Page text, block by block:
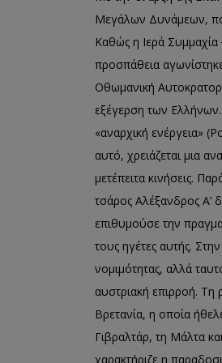
Μεγάλων Δυνάμεων,
Καθώς η Ιερά Συμμαχία
προσπάθεια
Οθωμανική
εξέγερση των
«αναρχική ενέργεια»
αυτό, χρειάζεται μια
μετέπειτα κινήσεις.
τσάρος Αλέξανδρος Α’
επιθυμούσε την
τους ηγέτες αυτής.
νομιμότητας, αλλά
αυστριακή επιρροή.
Βρετανία, η οποία
Γιβραλτάρ, τη Μάλτα
χαρακτήριζε η